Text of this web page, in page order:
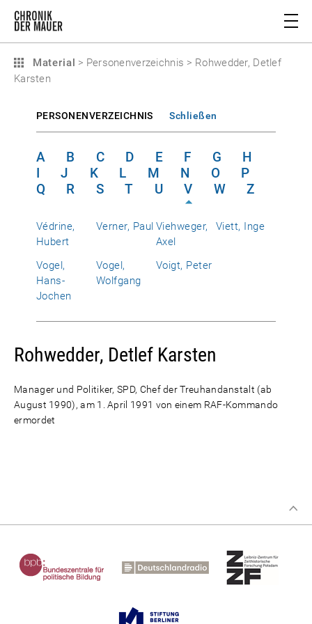
Material > Personenverzeichnis > Rohwedder, Detlef
Karsten
PERSONENVERZEICHNIS Schließen
A B C D E F G
H
I
J K L M N O
P
Q
R S T U V W Z
Védrine,
Hubert
Verner, Paul Viehweger,
Axel
Viett, Inge
Vogel,
Hans-
Jochen
Vogel,
Wolfgang
Voigt, Peter
Rohwedder, Detlef Karsten
Manager und Politiker, SPD, Chef der Treuhandanstalt (ab
August 1990), am 1. April 1991 von einem RAF-Kommando
ermordet